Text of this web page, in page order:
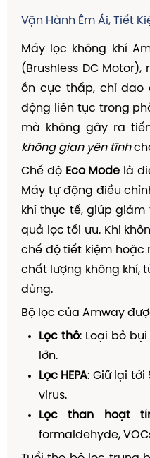
Vận Hành Êm Ái, Tiết
Máy lọc không khí
(Brushless DC
ồn cực thấp, chỉ dao
động liên tục trong
mà không gây ra
không gian yên tĩnh
Chế độ Eco Mode là
Máy tự động điều
khí thực tế, giúp
quả lọc tối ưu. Khi
chế độ tiết kiệm hoặc
chất lượng không khí,
dùng.
Bộ lọc của Amway
Lọc thô: Loại bỏ
lớn.
Lọc HEPA: Giữ lại tới
virus.
Lọc than hoạt
formaldehyde,